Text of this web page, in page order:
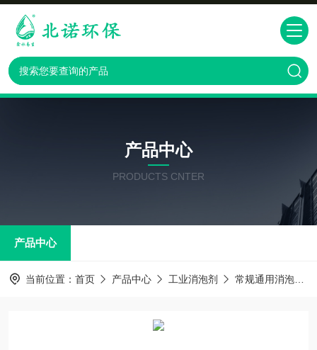
产品中心
PRODUCTS CNTER
产品中心
当前位置： 首页 产品中心 工业消泡剂 常规通用消泡剂